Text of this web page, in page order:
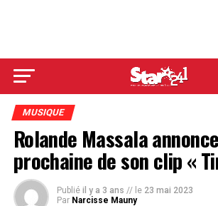
MUSIQUE
Rolande Massala
prochaine de son clip «
Publié il y a 3 ans // le 23 mai 2023
Par Narcisse Mauny